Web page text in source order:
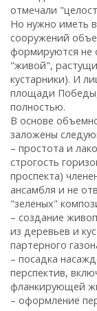
отмечали
Но нужно иметь
сооружений
формируются не
"живой",
кустарники). И
площади Победы,
полностью.
В основе
заложены
– простота и
строгость
проспекта)
ансамбля и не
"зеленых"
– создание
из деревьев и
партерного
– посадка
перспектив,
фланкирующей
– оформление